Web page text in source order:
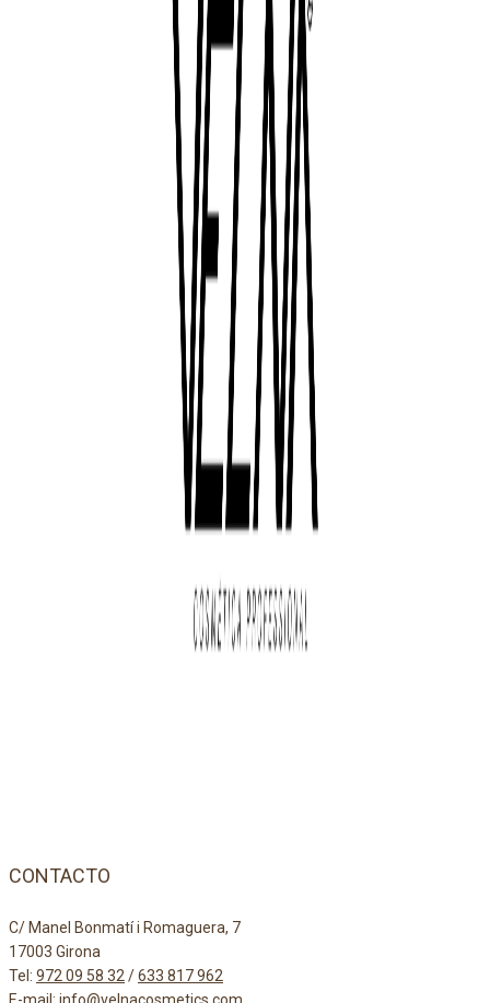
CONTACTO
C/ Manel Bonmatí i Romaguera, 7
17003 Girona
Tel: 972 09 58 32/633 817 962